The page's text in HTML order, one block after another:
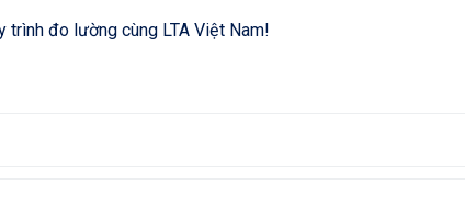
trình đo lường cùng LTA Việt Nam!